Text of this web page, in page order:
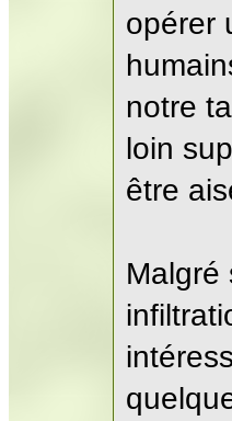
opérer
notre
loin
être
Malgré